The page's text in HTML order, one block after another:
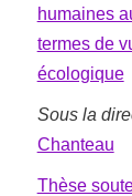
humaines
termes de
écologique
Sous la
Chanteau
Thèse